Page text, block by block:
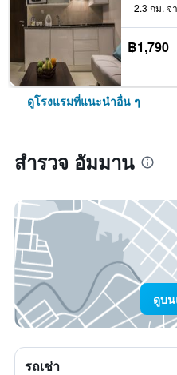
2.3 กม. จ
฿1,790
ดูโรงแรมที่แนะนำอื่น ๆ
สำรวจ อัมมาน
ดูบ
รถเช่า